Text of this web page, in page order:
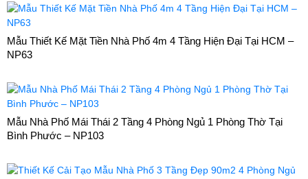
Mẫu Thiết Kế Mặt Tiền Nhà Phố 4m 4 Tầng Hiện Đại Tại HCM –
NP63
Mẫu Nhà Phố Mái Thái 2 Tầng 4 Phòng Ngủ 1 Phòng Thờ Tại
Bình Phước – NP103